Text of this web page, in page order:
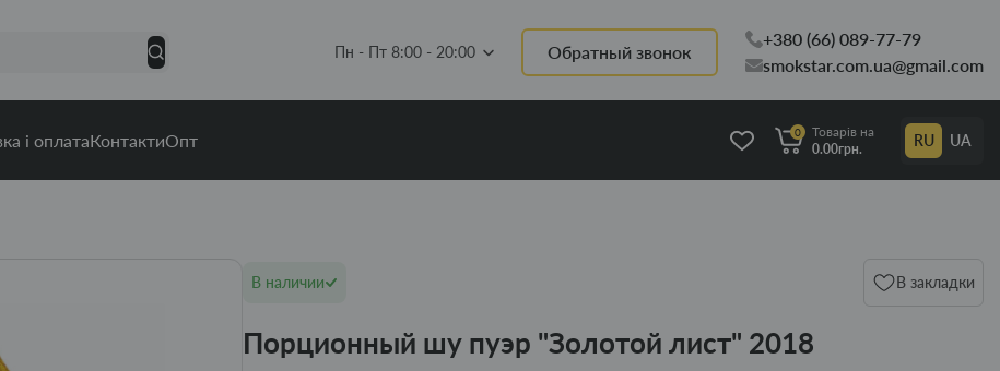
Пн - Пт 8:00 - 20:00 Обратный звонок
+380 (66) 089-77-79
smokstar.com.ua@gmail.com
і оплатаКонтактиОпт 0
Товарів на
0.00грн.
RU UA
В наличии В закладки
Порционный шу пуэр "Золотой лист" 2018